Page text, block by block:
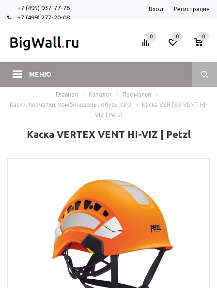
+7 (495) 937-77-76
+7 (499) 277-20-08
Вход Регистрация
МЕНЮ
0 0
0
Главная - Каталог - Промальп
-
Каски, перчатки, комбинезоны, обувь, СИЗ
-
Каска VERTEX VENT HI-
VIZ | Petzl
Каска VERTEX VENT HI-VIZ | Petzl